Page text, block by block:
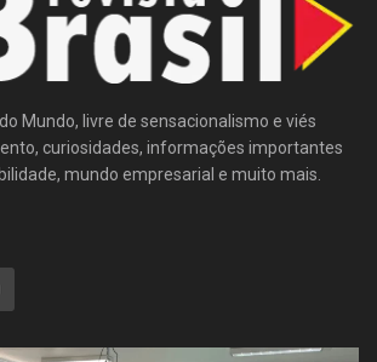
Mundo, livre de sensacionalismo e viés
curiosidades, informações importantes
mundo empresarial e muito mais.